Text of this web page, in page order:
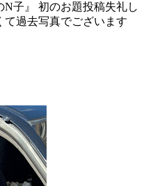
N子』 初のお題投稿失礼し
て過去写真でございます